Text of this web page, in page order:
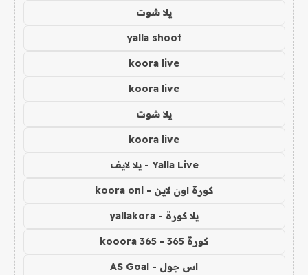
يلا شوت
yalla shoot
koora live
koora live
يلا شوت
koora live
Yalla Live - يلا لايف
كورة اون لاين - koora onl
يلا كورة - yallakora
كورة 365 - kooora 365
اس جول - AS Goal